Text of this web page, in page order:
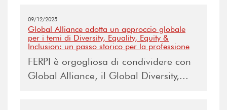
09/12/2025
Global Alliance adotta un approccio globale
per i temi di Diversity, Equality, Equity &
Inclusion: un passo storico per la professione
FERPI è orgogliosa di condividere con
Global Alliance, il Global Diversity,...